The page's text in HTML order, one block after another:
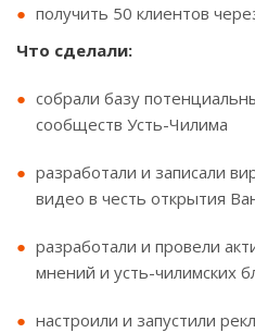
получить 50 клиентов
Что сделали:
собрали базу
сообществ Усть-Чилима
разработали и записали
видео в честь открытия
разработали и провели
мнений и усть-чилимских
настроили и запустили